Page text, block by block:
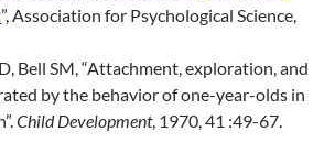
”, Association for Psychological Science,
Bell SM, “Attachment, exploration, and
by the behavior of one-year-olds in
Child Development, 1970, 41 :49-67.